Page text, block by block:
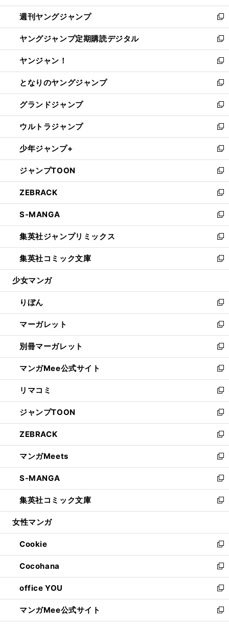
開
く
ウ
で
開
く
ン
ド
ウ
で
開
く
ウ
ィ
ン
ド
ウ
で
開
く
週刊ヤングジャンプ
新
し
い
ウ
ィ
ン
ド
ウ
で
開
く
ヤングジャンプ定期購読デジタル
新
し
い
ウ
ィ
ン
ド
ウ
で
開
く
ヤンジャン！
新
し
い
ウ
ィ
ン
ド
ウ
で
開
く
となりのヤングジャンプ
新
し
い
ウ
ィ
ン
ド
ウ
で
開
く
グランドジャンプ
新
し
い
ウ
ィ
ン
ド
ウ
で
開
く
ウルトラジャンプ
新
し
い
ウ
ィ
ン
ド
ウ
で
開
く
少年ジャンプ+
新
し
い
ウ
ィ
ン
ド
ウ
で
開
く
ジャンプTOON
新
し
い
ウ
ィ
ン
ド
ウ
で
開
ZEBRACK
新
し
い
ウ
ィ
ン
ド
ウ
開
く
S-MANGA
新
し
い
ウ
ィ
ン
ウ
で
開
く
集英社ジャンプリミックス
新
し
い
ウ
ン
ド
ウ
で
開
く
集英社コミック文庫
新
し
ウ
ィ
ン
ド
ウ
で
開
く
少女マンガ
りぼん
新
し
い
ウ
ィ
ン
ド
ウ
で
開
く
マーガレット
新
し
い
ウ
ィ
ン
ド
ウ
で
開
く
別冊マーガレット
新
し
い
ウ
ィ
ン
ド
ウ
で
開
く
マンガMee公式サイト
新
し
い
ウ
ィ
ン
ド
ウ
で
開
く
リマコミ
新
し
い
ウ
ィ
ン
ド
ウ
で
開
く
ジャンプTOON
新
し
い
ウ
ィ
ン
ド
ウ
で
開
ZEBRACK
新
し
い
ウ
ィ
ン
ド
ウ
開
く
マンガMeets
新
し
い
ウ
ィ
ン
ウ
で
開
く
S-MANGA
新
し
い
ウ
ン
ド
ウ
で
開
く
集英社コミック文庫
新
し
ウ
ィ
ン
ド
ウ
で
開
く
女性マンガ
Cookie
新
し
い
ウ
ィ
ン
ド
ウ
Cocohana
新
し
い
ウ
ィ
ン
office YOU
新
し
い
ウ
マンガMee公式サイト
新
し